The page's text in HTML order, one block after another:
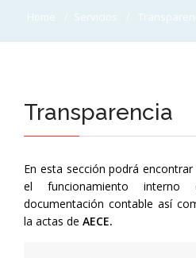
Home Servicios
Transparencia
En esta sección podrá
el funcionamiento
documentación contable así
la actas de AECE.